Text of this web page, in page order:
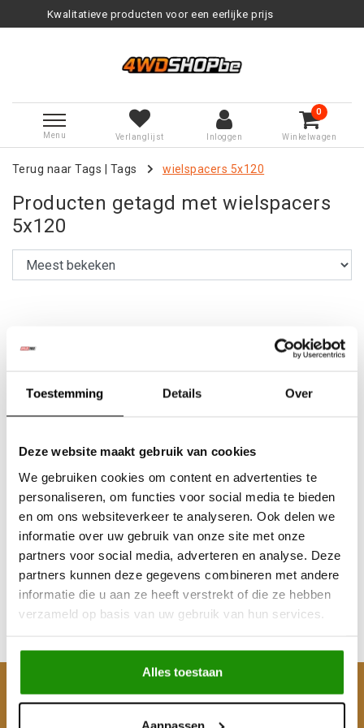
Toestemming Details Over
Deze website maakt gebruik van cookies
We gebruiken cookies om content en advertenties te
personaliseren, om functies voor social media te bieden
en om ons websiteverkeer te analyseren. Ook delen we
informatie over uw gebruik van onze site met onze
partners voor social media, adverteren en analyse. Deze
partners kunnen deze gegevens combineren met andere
informatie die u aan ze heeft verstrekt of die ze hebben
verzameld op basis van uw gebruik van hun services.
Alles toestaan
Aanpassen
Kwalitatieve producten voor een eerlijke prijs
Menu Verlanglijst Inloggen
0
Winkelwagen
Terug naar Tags Tags wielspacers 5x120
Producten getagd met wielspacers
5x120
WIEL SPACERS 30MM
VOLKSWAGEN
AMAROK 5x120
€139,67
Excl. btw
€169,00
WIEL SPACERS 30MM
VOLKSWAGEN
AMAROK 5x120
€139,67
Excl. btw
€169,00
Klantenservice